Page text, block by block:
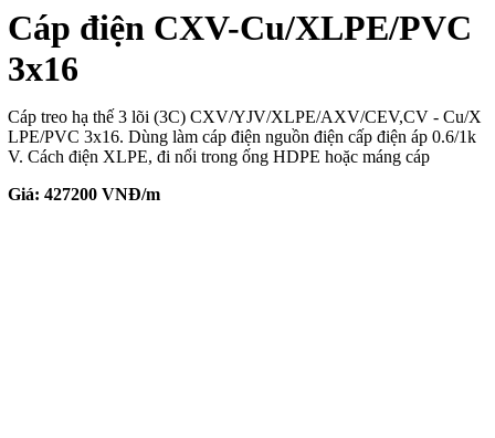
Cáp điện CXV-Cu/XLPE/PVC
3x16
Cáp treo hạ thế 3 lõi (3C) CXV/YJV/XLPE/AXV/CEV,CV - Cu/X
LPE/PVC 3x16. Dùng làm cáp điện nguồn điện cấp điện áp 0.6/1k
V. Cách điện XLPE, đi nổi trong ống HDPE hoặc máng cáp
Giá: 427200VNĐ/m